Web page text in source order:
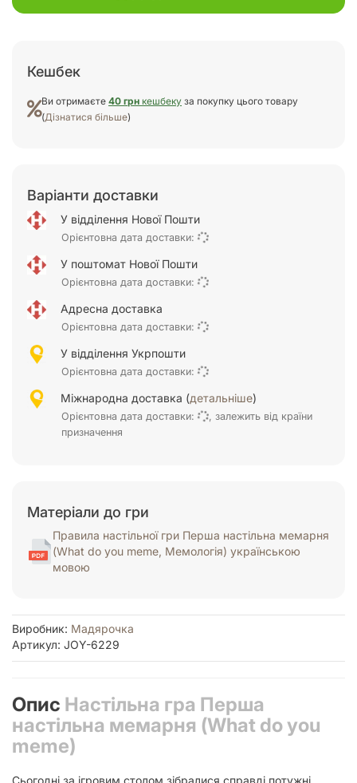
Кешбек
Ви отримаєте 40 грн кешбеку за покупку цього товару
(Дізнатися більше)
Варіанти доставки
У відділення Нової Пошти
Орієнтовна дата доставки:
У поштомат Нової Пошти
Орієнтовна дата доставки:
Адресна доставка
Орієнтовна дата доставки:
У відділення Укрпошти
Орієнтовна дата доставки:
Міжнародна доставка (детальніше)
Орієнтовна дата доставки:
, залежить від країни
призначення
Матеріали до гри
Правила настільної гри Перша настільна мемарня
(What do you meme, Мемологія) українською
мовою
Виробник: Мадярочка
Артикул: JOY-6229
Опис Настільна гра Перша
настільна мемарня (What do you
meme)
Сьогодні за ігровим столом зібралися справді потужні